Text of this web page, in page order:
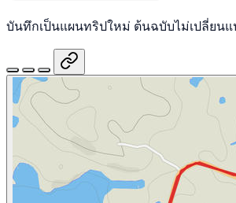
บันทึกเป็นแผนทริปใหม่ ต้นฉบับไม่เปลี่ยนแ